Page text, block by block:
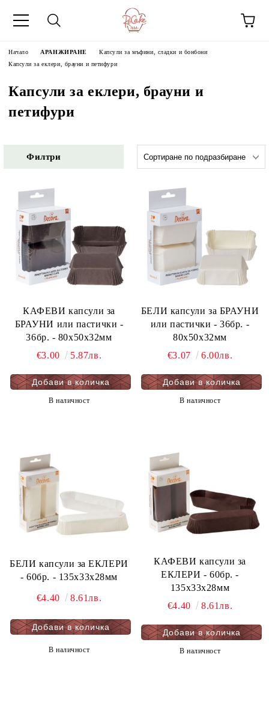
Начало АРАНЖИРАНЕ
Капсули за мъфини, сладки и бонбони
Капсули за еклери, брауни и петифури
Капсули за еклери, брауни и
петифури
Филтри
КАФЕВИ капсули за
БРАУНИ или пастички -
36бр. - 80х50х32мм
€3.00
5.87лв.
В наличност
БЕЛИ капсули за БРАУНИ
или пастички - 36бр. -
80х50х32мм
€3.07
6.00лв.
В наличност
БЕЛИ капсули за ЕКЛЕРИ
- 60бр. - 135х33х28мм
€4.40 8.61лв.
В наличност
КАФЕВИ капсули за
ЕКЛЕРИ - 60бр. -
135х33х28мм
€4.40
8.61лв.
В наличност